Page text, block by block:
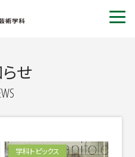
せ
学科トピックス